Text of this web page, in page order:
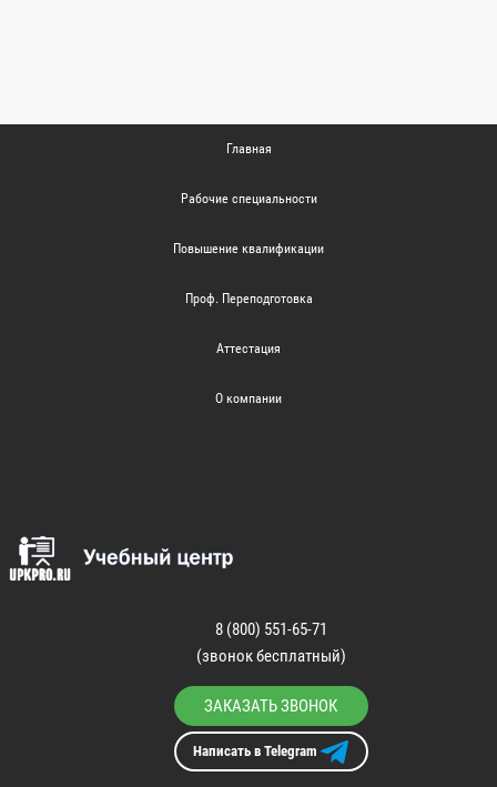
Главная
Рабочие специальности
Повышение квалификации
Проф. Переподготовка
Аттестация
О компании
8 (800) 551-65-71
(звонок бесплатный)
ЗАКАЗАТЬ ЗВОНОК
Написать в Telegram